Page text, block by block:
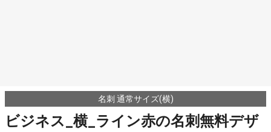
名刺 通常サイズ(横)
ビジネス_横_ライン赤の名刺無料デザ